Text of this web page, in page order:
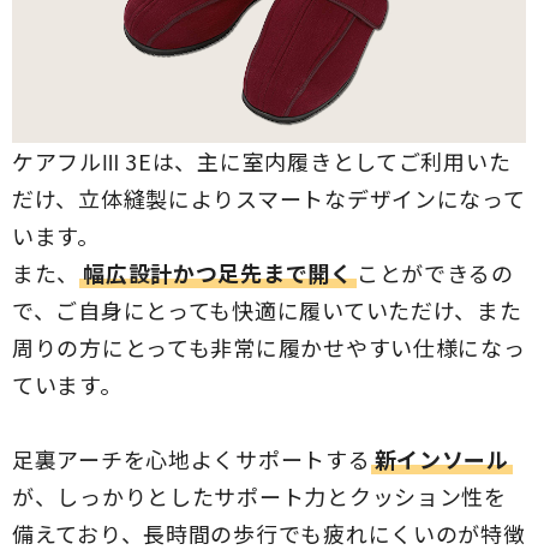
ケアフルⅢ 3Eは、主に室内履きとしてご利用いた
だけ、立体縫製によりスマートなデザインになって
います。
また、幅広設計かつ足先まで開くことができるの
で、ご自身にとっても快適に履いていただけ、また
周りの方にとっても非常に履かせやすい仕様になっ
ています。
足裏アーチを心地よくサポートする 新インソール
が、しっかりとしたサポート力とクッション性を
備えており、長時間の歩行でも疲れにくいのが特徴